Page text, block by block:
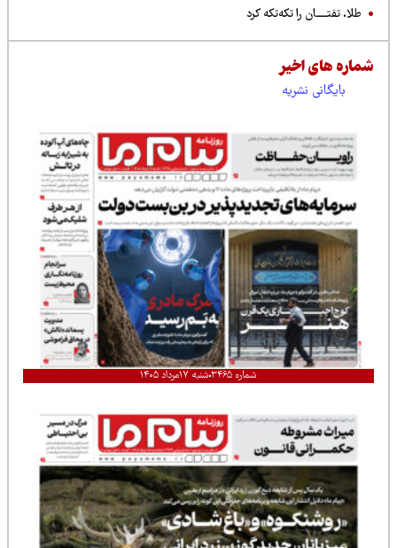
طلا، تفتــــان را تکه‌تکه کرد
شماره های اخیر
بایگانی نشریه
شماره ۳۴۶۵ شنبه ۱۷مرداد ۱۴۰۵